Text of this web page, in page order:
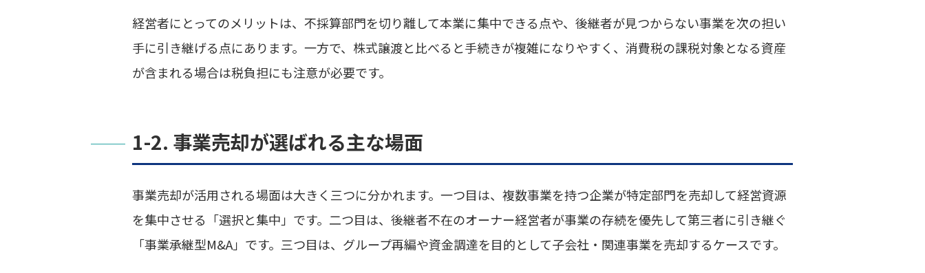
経営者にとってのメリットは、不採算部門を切り離して本業に集中できる点や、後継者が見つからない事業を次の担い
手に引き継げる点にあります。一方で、株式譲渡と比べると手続きが複雑になりやすく、消費税の課税対象となる資産
が含まれる場合は税負担にも注意が必要です。
1-2. 事業売却が選ばれる主な場面
事業売却が活用される場面は大きく三つに分かれます。一つ目は、複数事業を持つ企業が特定部門を売却して経営資源
を集中させる「選択と集中」です。二つ目は、後継者不在のオーナー経営者が事業の存続を優先して第三者に引き継ぐ
「事業承継型M&A」です。三つ目は、グループ再編や資金調達を目的として子会社・関連事業を売却するケースです。